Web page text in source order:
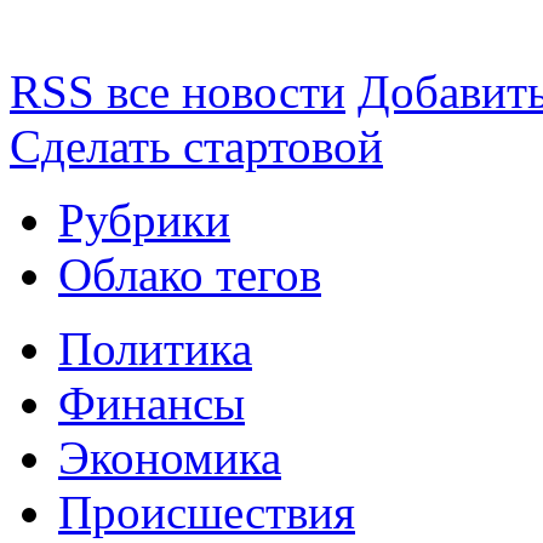
RSS все новости
Сделать стартовой
Рубрики
Облако тегов
Политика
Финансы
Экономика
Происшествия